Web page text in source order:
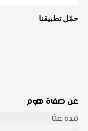
حمّل تطبيقنا
عن صفاة هوم
نبذة عنّا